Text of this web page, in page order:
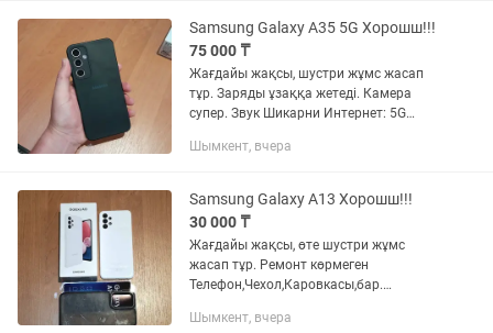
Samsung Galaxy A35 5G Хорошш!!!
75 000 ₸
Жағдайы жақсы, шустри жұмс жасап
тұр. Заряды ұзаққа жетеді. Камера
супер. Звук Шикарни Интернет: 5G
болды. Номерде Batsabym бар ағайын
Шымкент, вчера
Samsung Galaxy A13 Хорошш!!!
30 000 ₸
Жағдайы жақсы, өте шустри жұмс
жасап тұр. Ремонт көрмеген
Телефон,Чехол,Каровкасы,бар.
званокты алмай жатсам.
Шымкент, вчера